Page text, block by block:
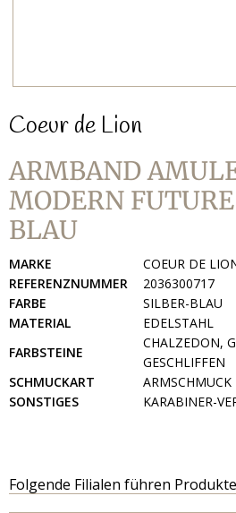
Coeur de Lion
ARMBAND
MODERN
BLAU
MARKE
COEUR DE
REFERENZNUMMER
2036300717
FARBE
SILBER-BLAU
MATERIAL
EDELSTAHL
FARBSTEINE
CHALZEDON,
GESCHLIFFEN
SCHMUCKART
ARMSCHMUCK
SONSTIGES
KARABINER-
Folgende Filialen führen